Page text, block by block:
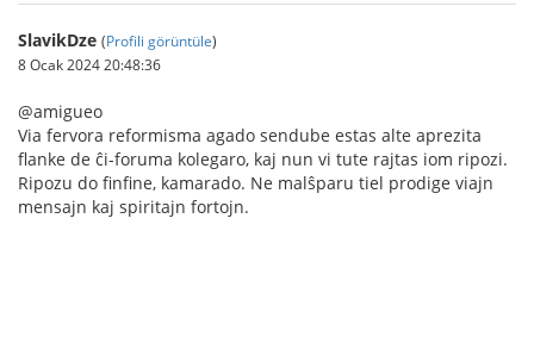
SlavikDze (Profili görüntüle)
8 Ocak 2024 20:48:36
@amigueo
Via fervora reformisma agado sendube estas alte aprezita
flanke de ĉi-foruma kolegaro, kaj nun vi tute rajtas iom ripozi.
Ripozu do finfine, kamarado. Ne malŝparu tiel prodige viajn
mensajn kaj spiritajn fortojn.